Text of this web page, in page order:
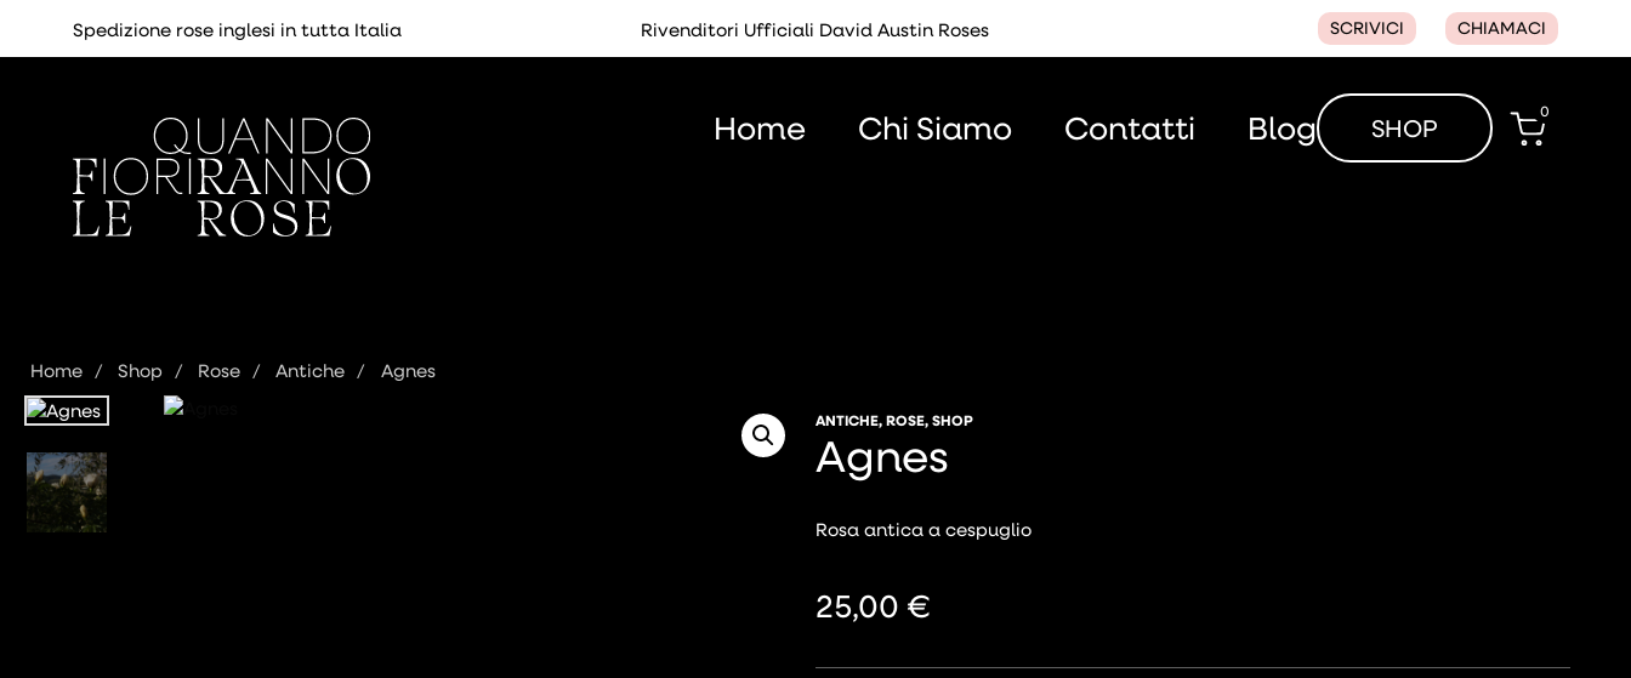
Spedizione rose inglesi in tutta Italia Rivenditori Ufficiali David Austin Roses SCRIVICI CHIAMACI
Home Chi Siamo Contatti Blog SHOP
0
Home Shop Rose Antiche Agnes
ANTICHE,ROSE,SHOP
Agnes
Rosa antica a cespuglio
25,00 €